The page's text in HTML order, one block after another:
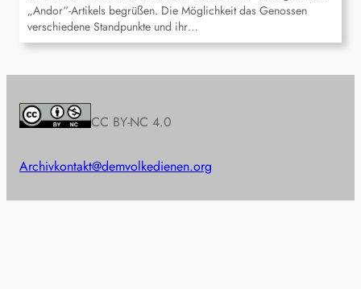
„Andor“-Artikels begrüßen. Die Möglichkeit das Genossen
verschiedene Standpunkte und ihr…
CC BY-NC 4.0
Archivkontakt@demvolkedienen.org